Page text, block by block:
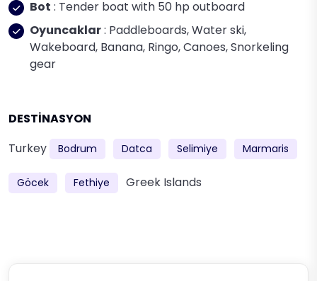
Bot : Tender boat with 50 hp outboard
Oyuncaklar: Paddleboards, Water ski,
Wakeboard, Banana, Ringo, Canoes, Snorkeling
gear
DESTİNASYON
Turkey
Bodrum Datca Selimiye Marmaris
Göcek Fethiye Greek Islands